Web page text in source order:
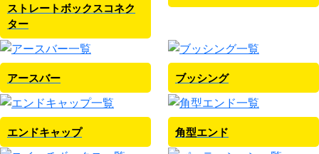
ストレートボックスコネク
ター
アースバー ブッシング
エンドキャップ 角型エンド